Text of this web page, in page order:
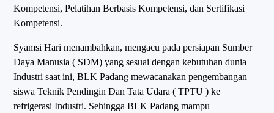
Kompetensi, Pelatihan Berbasis Kompetensi, dan Sertifikasi
Kompetensi.
Syamsi Hari menambahkan, mengacu pada persiapan Sumber
Daya Manusia ( SDM) yang sesuai dengan kebutuhan dunia
Industri saat ini, BLK Padang mewacanakan pengembangan
siswa Teknik Pendingin Dan Tata Udara ( TPTU ) ke
refrigerasi Industri. Sehingga BLK Padang mampu